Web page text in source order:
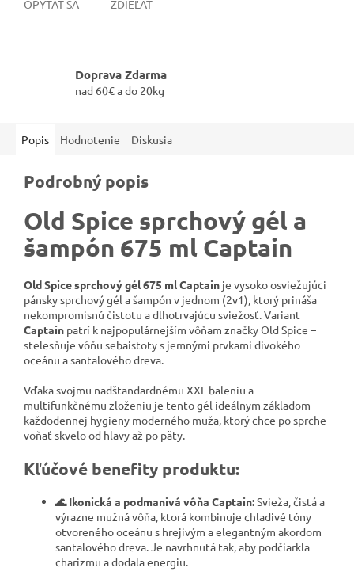
OPÝTAŤ SA ZDIEĽAŤ
Doprava Zdarma
nad 60€ a do 20kg
Popis Hodnotenie Diskusia
Podrobný popis
Old Spice sprchový gél a
šampón 675 ml Captain
Old Spice sprchový gél 675 ml Captain je vysoko osviežujúci
pánsky sprchový gél a šampón v jednom (2v1), ktorý prináša
nekompromisnú čistotu a dlhotrvajúcu sviežosť. Variant
Captain patrí k najpopulárnejším vôňam značky Old Spice –
stelesňuje vôňu sebaistoty s jemnými prvkami divokého
oceánu a santalového dreva.
Vďaka svojmu nadštandardnému XXL baleniu a
multifunkčnému zloženiu je tento gél ideálnym základom
každodennej hygieny moderného muža, ktorý chce po sprche
voňať skvelo od hlavy až po päty.
Kľúčové benefity produktu:
🌊 Ikonická a podmanivá vôňa Captain:Svieža, čistá a
výrazne mužná vôňa, ktorá kombinuje chladivé tóny
otvoreného oceánu s hrejivým a elegantným akordom
santalového dreva. Je navrhnutá tak, aby podčiarkla
charizmu a dodala energiu.